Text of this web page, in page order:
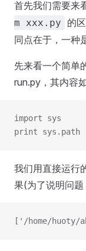
首先我们需要来
m xxx.py
的
同点在于，一种
先来看一个简单
run.py，其内容
import sys
print sys.path
我们用直接运行
果(为了说明问题
['/home/huoty/